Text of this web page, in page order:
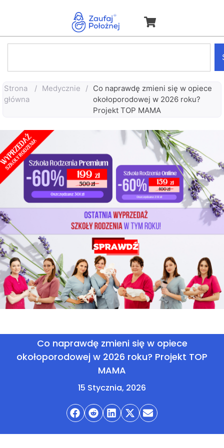
Strona
główna
/ Medycznie / Co naprawdę zmieni się w opiece
okołoporodowej w 2026 roku?
Projekt TOP MAMA
Co naprawdę zmieni się w opiece
okołoporodowej w 2026 roku? Projekt TOP
MAMA
15 Stycznia, 2026